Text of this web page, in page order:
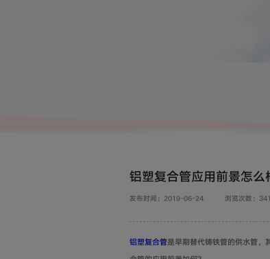
铝塑复合管应用前景怎么
发布时间：2019-06-24 浏览次数：
铝塑复合管是早期替代铸铁管的供水管，